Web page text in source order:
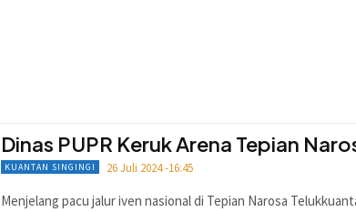
Dinas PUPR Keruk Arena Tepian
KUANTAN SINGINGI 26 Juli 2024 -16:45
Menjelang pacu jalur iven nasional di Tepian Narosa